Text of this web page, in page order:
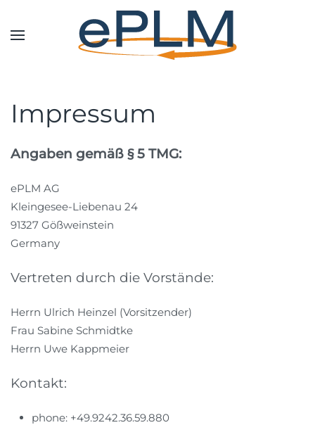
Impressum
Angaben gemäß § 5 TMG:
ePLM AG
Kleingesee-Liebenau 24
91327 Gößweinstein
Germany
Vertreten durch die Vorstände:
Herrn Ulrich Heinzel (Vorsitzender)
Frau Sabine Schmidtke
Herrn Uwe Kappmeier
Kontakt:
phone: +49.9242.36.59.880